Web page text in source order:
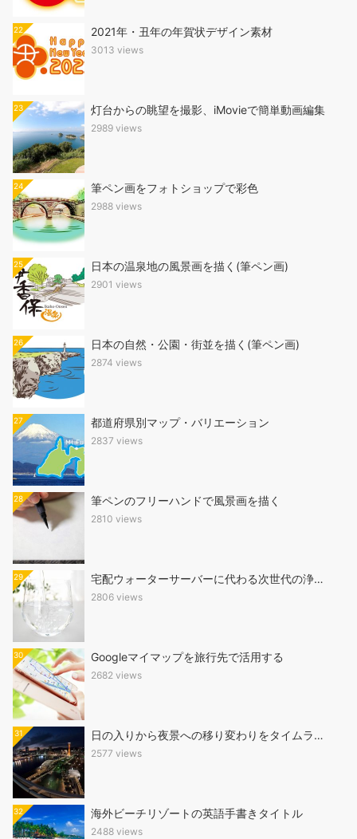
22 2021年・丑年の年賀状デザイン素材
3013 views
23 灯台からの眺望を撮影、iMovieで簡単動画編集
2989 views
24 筆ペン画をフォトショップで彩色
2988 views
25 日本の温泉地の風景画を描く(筆ペン画)
2901 views
26 日本の自然・公園・街並を描く(筆ペン画)
2874 views
27 都道府県別マップ・バリエーション
2837 views
28 筆ペンのフリーハンドで風景画を描く
2810 views
29 宅配ウォーターサーバーに代わる次世代の浄…
2806 views
30 Googleマイマップを旅行先で活用する
2682 views
31 日の入りから夜景への移り変わりをタイムラ…
2577 views
32 海外ビーチリゾートの英語手書きタイトル
2488 views